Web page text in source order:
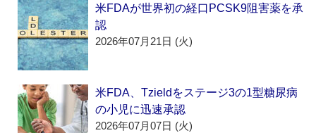
米FDAが世界初の経口PCSK9阻害薬を承
認
2026年07月21日 (火)
米FDA、Tzieldをステージ3の1型糖尿病
の小児に迅速承認
2026年07月07日 (火)